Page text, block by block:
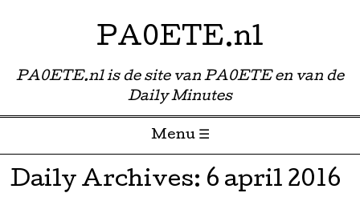
PA0ETE.nl
PA0ETE.nl is de site van PA0ETE en van de
Daily Minutes
Menu ☰
Skip to content
Daily Archives: 6 april 2016